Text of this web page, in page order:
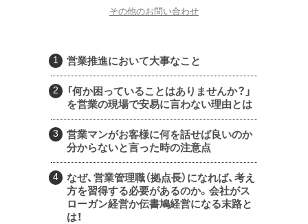
その他のお問い合わせ
営業推進において大事なこと
「何か困っていることはありませんか？」
を営業の現場で安易に言わない理由とは
営業マンがお客様に何を話せば良いのか
分からないと言った時の注意点
なぜ、営業管理職（拠点長）になれば、考え
方を習得する必要があるのか。会社がス
ローガン経営か伝書鳩経営になる末路と
は！